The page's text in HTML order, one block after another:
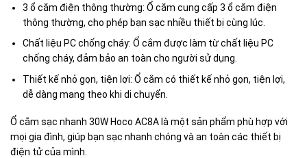
3 ổ cắm điện thông thường: Ổ cắm cung cấp 3 ổ cắm điện
thông thường, cho phép bạn sạc nhiều thiết bị cùng lúc.
Chất liệu PC chống cháy: Ổ cắm được làm từ chất liệu PC
chống cháy, đảm bảo an toàn cho người sử dụng.
Thiết kế nhỏ gọn, tiện lợi: Ổ cắm có thiết kế nhỏ gọn, tiện lợi,
dễ dàng mang theo khi di chuyển.
Ổ cắm sạc nhanh 30W Hoco AC8A là một sản phẩm phù hợp với
mọi gia đình, giúp bạn sạc nhanh chóng và an toàn các thiết bị
điện tử của mình.